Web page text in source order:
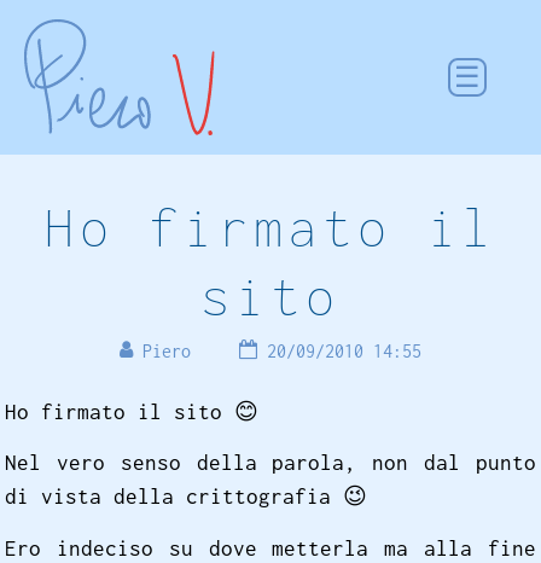
Ho firmato il
sito
Piero 20/09/2010 14:55
Ho firmato il sito 😊
Nel vero senso della parola, non dal punto
di vista della crittografia 😉
Ero indeciso su dove metterla ma alla fine